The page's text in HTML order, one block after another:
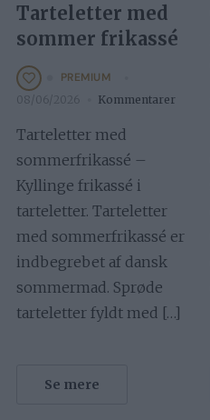
Tarteletter med
sommer frikassé
PREMIUM
08/06/2026 Kommentarer
Tarteletter med
sommerfrikassé –
Kyllinge frikassé i
tarteletter. Tarteletter
med sommerfrikassé er
indbegrebet af dansk
sommermad. Sprøde
tarteletter fyldt med […]
Se mere